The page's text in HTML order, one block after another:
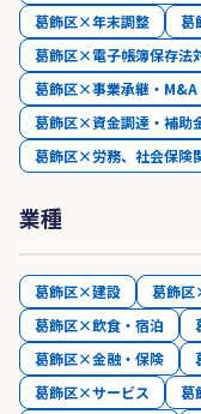
葛飾区×年末調整
葛
葛飾区×電子帳簿保存法
葛飾区×事業承継・M&A
葛飾区×資金調達・補助
葛飾区×労務、社会保険
業種
葛飾区×建設 葛飾
葛飾区×飲食・宿泊
葛飾区×金融・保険
葛飾区×サービス
葛